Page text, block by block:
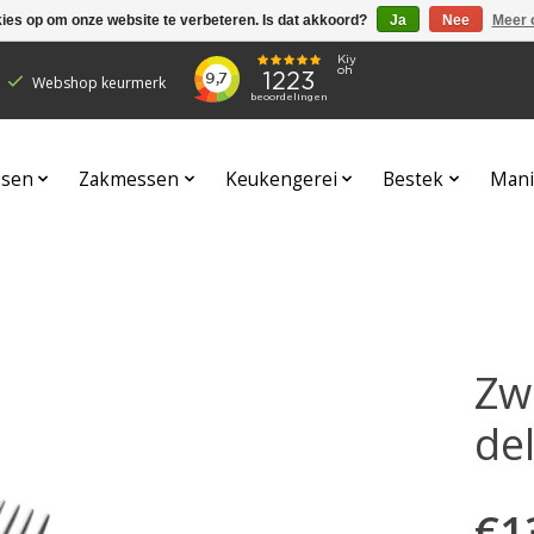
Webshop keurmerk
Zakmessen Keukengerei Bestek
op om onze website te verbeteren. Is dat akkoord? Ja Nee Meer